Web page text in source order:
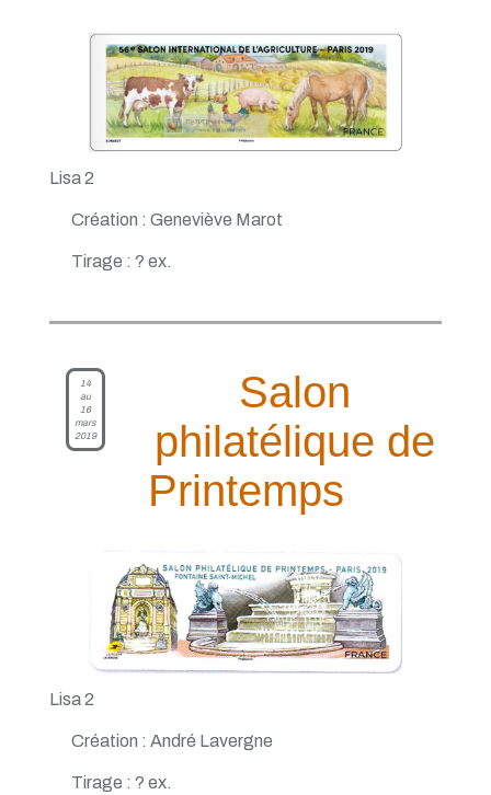
Lisa 2
Création : Geneviève Marot
Tirage : ? ex.
14
au
16
mars
2019
Salon
philatélique de
Printemps
Lisa 2
Création : André Lavergne
Tirage : ? ex.